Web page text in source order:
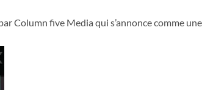
Column five Media qui s’annonce comme